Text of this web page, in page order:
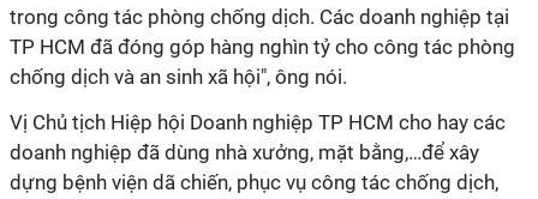
trong công tác phòng chống dịch. Các doanh nghiệp tại
TP HCM đã đóng góp hàng nghìn tỷ cho công tác phòng
chống dịch và an sinh xã hội", ông nói.
Vị Chủ tịch Hiệp hội Doanh nghiệp TP HCM cho hay các
doanh nghiệp đã dùng nhà xưởng, mặt bằng,…để xây
dựng bệnh viện dã chiến, phục vụ công tác chống dịch,